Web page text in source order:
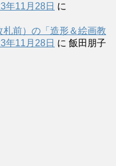
年11月28日 に
前）の「造形＆絵画教
年11月28日 に 飯田朋子